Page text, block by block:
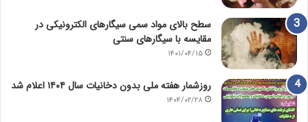
سطح بالای مواد سمی سیگارهای الکترونیکی در
مقایسه با سیگارهای سنتی
۱۴۰۱/۰۴/۱۵
روزشمار هفته ملی بدون دخانیات سال ۱۴۰۴ اعلام شد
۱۴۰۴/۰۲/۲۸